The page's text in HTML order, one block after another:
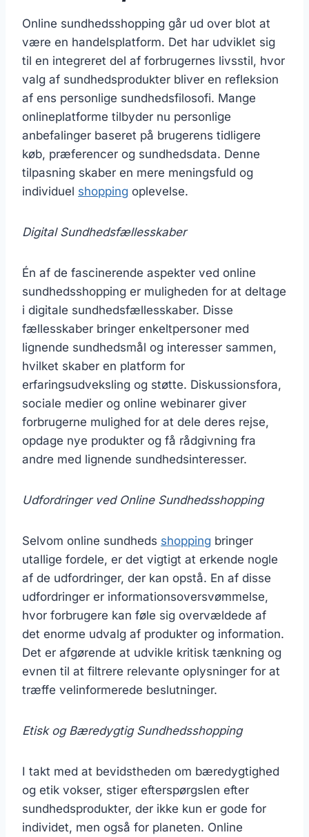
Online sundhedsshopping går ud over blot at
være en handelsplatform. Det har udviklet sig
til en integreret del af forbrugernes livsstil, hvor
valg af sundhedsprodukter bliver en refleksion
af ens personlige sundhedsfilosofi. Mange
onlineplatforme tilbyder nu personlige
anbefalinger baseret på brugerens tidligere
køb, præferencer og sundhedsdata. Denne
tilpasning skaber en mere meningsfuld og
individuel shopping oplevelse.
Digital Sundhedsfællesskaber
Én af de fascinerende aspekter ved online
sundhedsshopping er muligheden for at deltage
i digitale sundhedsfællesskaber. Disse
fællesskaber bringer enkeltpersoner med
lignende sundhedsmål og interesser sammen,
hvilket skaber en platform for
erfaringsudveksling og støtte. Diskussionsfora,
sociale medier og online webinarer giver
forbrugerne mulighed for at dele deres rejse,
opdage nye produkter og få rådgivning fra
andre med lignende sundhedsinteresser.
Udfordringer ved Online Sundhedsshopping
Selvom online sundheds shopping bringer
utallige fordele, er det vigtigt at erkende nogle
af de udfordringer, der kan opstå. En af disse
udfordringer er informationsoversvømmelse,
hvor forbrugere kan føle sig overvældede af
det enorme udvalg af produkter og information.
Det er afgørende at udvikle kritisk tænkning og
evnen til at filtrere relevante oplysninger for at
træffe velinformerede beslutninger.
Etisk og Bæredygtig Sundhedsshopping
I takt med at bevidstheden om bæredygtighed
og etik vokser, stiger efterspørgslen efter
sundhedsprodukter, der ikke kun er gode for
individet, men også for planeten. Online